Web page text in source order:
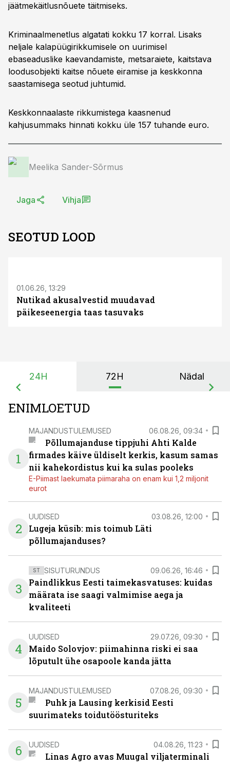
jäätmekäitlusnõuete täitmiseks.
Kriminaalmenetlus algatati kokku 17 korral. Lisaks
neljale kalapüügirikkumisele on uurimisel
ebaseaduslike kaevandamiste, metsaraiete, kaitstava
loodusobjekti kaitse nõuete eiramise ja keskkonna
saastamisega seotud juhtumid.
Keskkonnaalaste rikkumistega kaasnenud
kahjusummaks hinnati kokku üle 157 tuhande euro.
Meelika Sander-Sõrmus
Jaga Vihja
SEOTUD LOOD
01.06.26, 13:29
Nutikad akusalvestid muudavad
päikeseenergia taas tasuvaks
24H 72H Nädal
ENIMLOETUD
1
MAJANDUSTULEMUSED 06.08.26, 09:34
Põllumajanduse tippjuhi Ahti Kalde
firmades käive üldiselt kerkis, kasum samas
nii kahekordistus kui ka sulas pooleks
E-Piimast laekumata piimaraha on enam kui 1,2 miljonit
eurot
2
UUDISED 03.08.26, 12:00
Lugeja küsib: mis toimub Läti
põllumajanduses?
3
ST SISUTURUNDUS 09.06.26, 16:46
Paindlikkus Eesti taimekasvatuses: kuidas
määrata ise saagi valmimise aega ja
kvaliteeti
4
UUDISED 29.07.26, 09:30
Maido Solovjov: piimahinna riski ei saa
lõputult ühe osapoole kanda jätta
5
MAJANDUSTULEMUSED 07.08.26, 09:30
Puhk ja Lausing kerkisid Eesti
suurimateks toidutöösturiteks
6 UUDISED 04.08.26, 11:23
Linas Agro avas Muugal viljaterminali